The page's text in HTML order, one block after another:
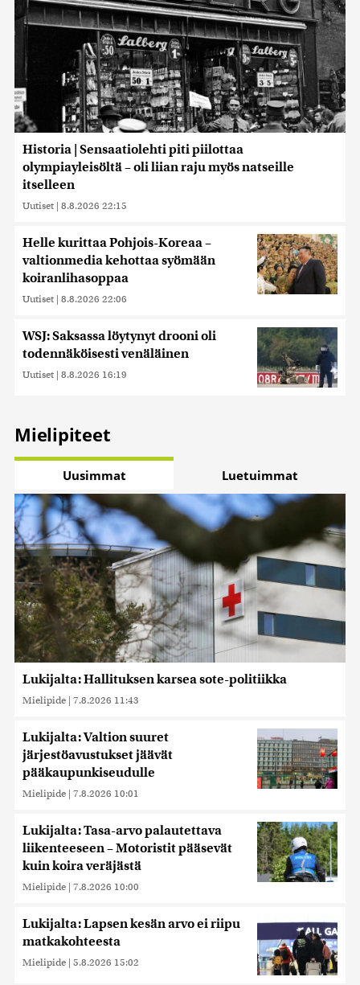
Historia | Sensaatiolehti piti piilottaa
olympiayleisöltä – oli liian raju myös natseille
itselleen
Uutiset | 8.8.2026 22:15
Helle kurittaa Pohjois-Koreaa –
valtionmedia kehottaa syömään
koiranlihasoppaa
Uutiset | 8.8.2026 22:06
WSJ: Saksassa löytynyt drooni oli
todennäköisesti venäläinen
Uutiset | 8.8.2026 16:19
Mielipiteet
Uusimmat Luetuimmat
Lukijalta: Hallituksen karsea sote-politiikka
Mielipide | 7.8.2026 11:43
Lukijalta: Valtion suuret
järjestöavustukset jäävät
pääkaupunkiseudulle
Mielipide | 7.8.2026 10:01
Lukijalta: Tasa-arvo palautettava
liikenteeseen – Motoristit pääsevät
kuin koira veräjästä
Mielipide | 7.8.2026 10:00
Lukijalta: Lapsen kesän arvo ei riipu
matkakohteesta
Mielipide | 5.8.2026 15:02